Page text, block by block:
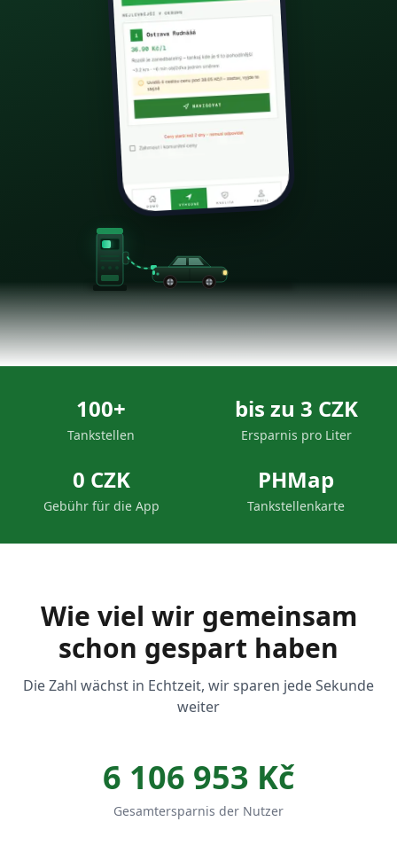
100+
Tankstellen
bis zu 3 CZK
Ersparnis pro Liter
0 CZK
Gebühr für die App
PHMap
Tankstellenkarte
Wie viel wir gemeinsam
schon gespart haben
Die Zahl wächst in Echtzeit, wir sparen jede Sekunde
weiter
6 106 953 Kč
Gesamtersparnis der Nutzer